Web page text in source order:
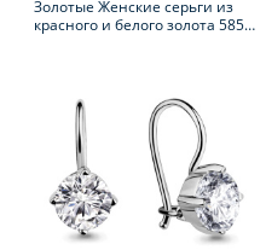
Золотые Женские серьги из
красного и белого золота 585